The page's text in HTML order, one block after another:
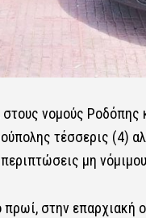
νομούς Ροδόπης
τέσσερις (4)
μη
πρωί, στην επαρχιακή